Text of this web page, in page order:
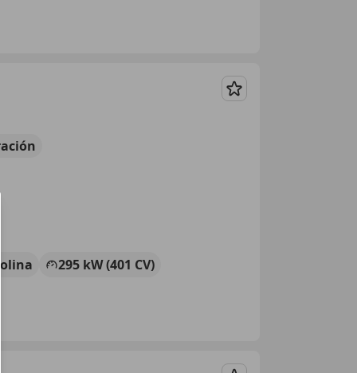
Guardar
295 kW (401 CV)